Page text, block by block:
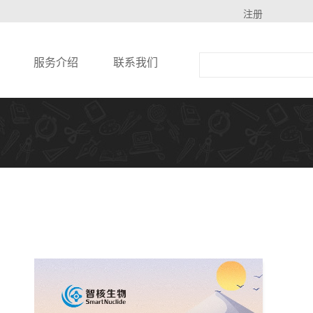
注册
服务介绍 联系我们